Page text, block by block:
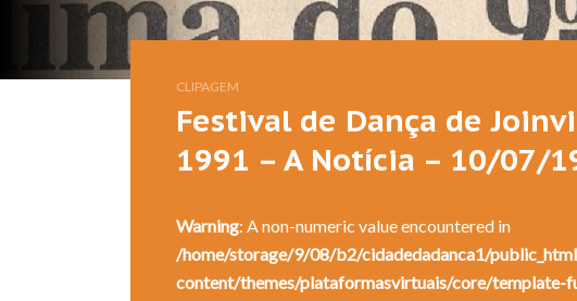
CLIPAGEM
Festival de Dança de
1991 – A Notícia – 10/07/
Warning: A non-numeric value encountered in
/home/storage/9/08/b2/cidadedadanca1/
content/themes/plataformasvirtuais/core/template-